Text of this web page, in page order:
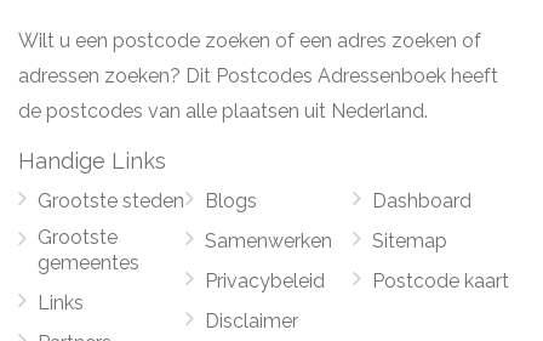
Wilt u een postcode zoeken of een adres zoeken of
adressen zoeken? Dit Postcodes Adressenboek heeft
de postcodes van alle plaatsen uit Nederland.
Handige Links
Grootste steden
Grootste
gemeentes
Links
Blogs
Samenwerken
Privacybeleid
Disclaimer
Dashboard
Sitemap
Postcode kaart